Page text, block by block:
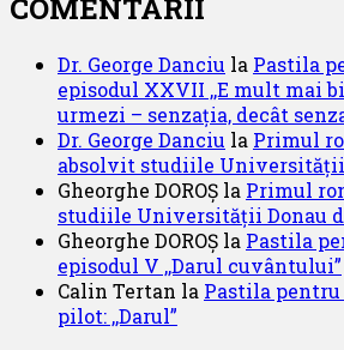
COMENTARII
Dr. George Danciu la Pastila
episodul XXVII ,,E mult mai
urmezi – senzația, decât
Dr. George Danciu la Primul
absolvit studiile Universității
Gheorghe DOROȘ la Primul
studiile Universității Donau
Gheorghe DOROȘ la Pastila
episodul V ,,Darul cuvântului”
Calin Tertan la Pastila
pilot: ,,Darul”